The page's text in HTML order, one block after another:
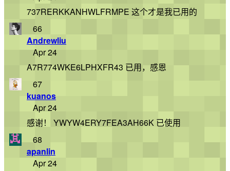
737RERKKANHWLFRMPE 这个才是我已用的
66
Andrewliu
Apr 24
A7R774WKE6LPHXFR43 已用，感恩
67
kuanos
Apr 24
感谢！ YWYW4ERY7FEA3AH66K 已使用
68
apanlin
Apr 24